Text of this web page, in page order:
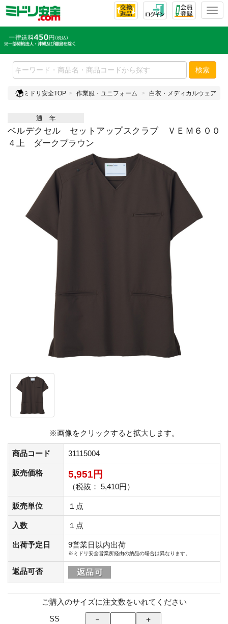
T
l
e
n
v
a
検索
ミドリ安全TOP 作業服・ユニフォーム 白衣・メディカルウェア
通 年
ベルデクセル セットアップスクラブ ＶＥＭ６００
４上 ダークブラウン
※画像をクリックすると拡大します。
商品コード 31115004
販売価格 5,951円
（税抜： 5,410円）
販売単位 １点
入数 １点
出荷予定日 9営業日以内出荷
※ミドリ安全営業所経由の納品の場合は異なります。
返品可否
ご購入のサイズに注文数をいれてください
SS